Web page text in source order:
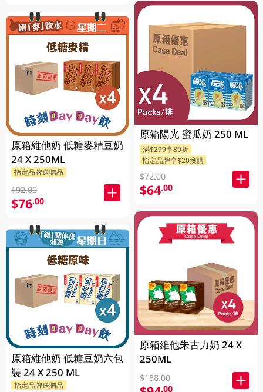
原箱維他奶 低糖麥精豆奶
24 X 250ML
指定品牌送贈品
$92.00
$76.00
原箱維他奶 低糖豆奶六包
裝 24 X 250 ML
指定品牌送贈品
原箱陽光 蜜瓜奶 250 ML
滿$299享89折
指定品牌享$20換購
$72.00
$64.00
原箱維他朱古力奶 24 X
250ML
$188.00
.00